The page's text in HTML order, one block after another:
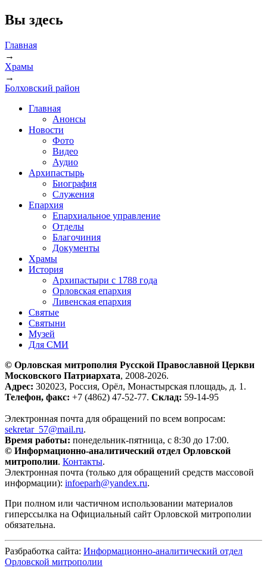
Вы здесь
Главная
→
Храмы
→
Болховский район
Главная
Анонсы
Новости
Фото
Видео
Аудио
Архипастырь
Биография
Служения
Епархия
Епархиальное управление
Отделы
Благочиния
Документы
Храмы
История
Архипастыри с 1788 года
Орловская епархия
Ливенская епархия
Святые
Святыни
Музей
Для СМИ
© Орловская митрополия Русской Православной Церкви
Московского Патриархата, 2008-2026.
Адрес: 302023, Россия, Орёл, Монастырская площадь, д. 1.
Телефон, факс: +7 (4862) 47-52-77. Склад: 59-14-95
Электронная почта для обращений по всем вопросам:
sekretar_57@mail.ru.
Время работы: понедельник-пятница, с 8:30 до 17:00.
© Информационно-аналитический отдел Орловской
митрополии. Контакты.
Электронная почта (только для обращений средств массовой
информации): infoeparh@yandex.ru.
При полном или частичном использовании материалов
гиперссылка на Официальный сайт Орловской митрополии
обязательна.
Разбработка сайта: Информационно-аналитический отдел
Орловской митрополии